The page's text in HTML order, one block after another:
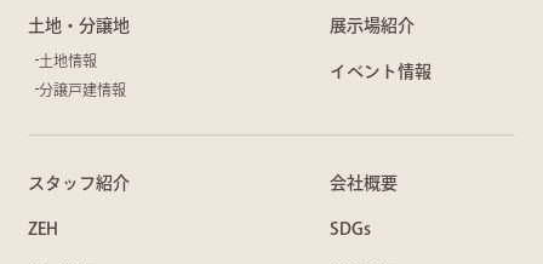
土地・分譲地
土地情報
分譲戸建情報
展示場紹介
イベント情報
スタッフ紹介 会社概要
ZEH SDGs